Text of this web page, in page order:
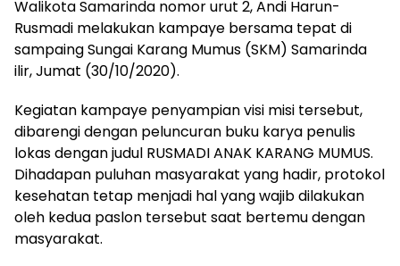
Walikota Samarinda nomor urut 2, Andi Harun-
Rusmadi melakukan kampaye bersama tepat di
sampaing Sungai Karang Mumus (SKM) Samarinda
ilir, Jumat (30/10/2020).
Kegiatan kampaye penyampian visi misi tersebut,
dibarengi dengan peluncuran buku karya penulis
lokas dengan judul RUSMADI ANAK KARANG MUMUS.
Dihadapan puluhan masyarakat yang hadir, protokol
kesehatan tetap menjadi hal yang wajib dilakukan
oleh kedua paslon tersebut saat bertemu dengan
masyarakat.